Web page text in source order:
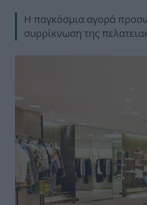
Η παγκόσμια αγορά
συρρίκνωση της